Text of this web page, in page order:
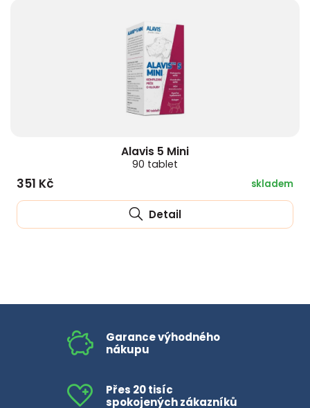
Alavis 5 Mini
90 tablet
351 Kč skladem
Detail
Garance výhodného
nákupu
Přes 20 tisíc
spokojených zákazníků